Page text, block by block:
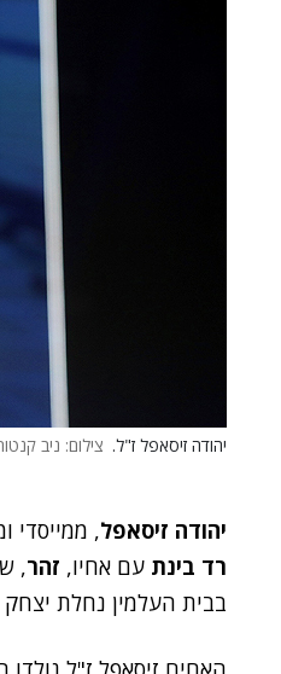
יהודה זיסאפל ז"ל. צילום: ניב
יהודה זיסאפל, ממייסדי
רד בינת עם אחיו, זהר
בבית העלמין נחלת